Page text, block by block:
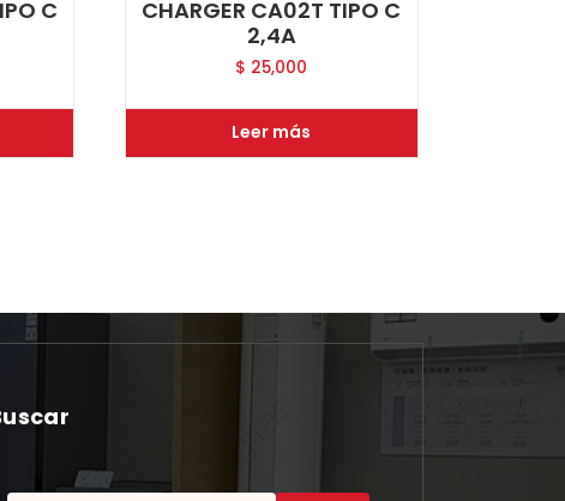
C
CHARGER CA02T TIPO C
2,4A
$ 25,000
Leer más